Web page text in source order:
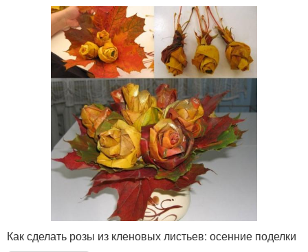
Как сделать розы из кленовых листьев: осенние поделки